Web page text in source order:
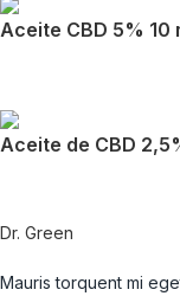
Aceite CBD 5% 10
Aceite de CBD
Dr. Green
Mauris torquent mi